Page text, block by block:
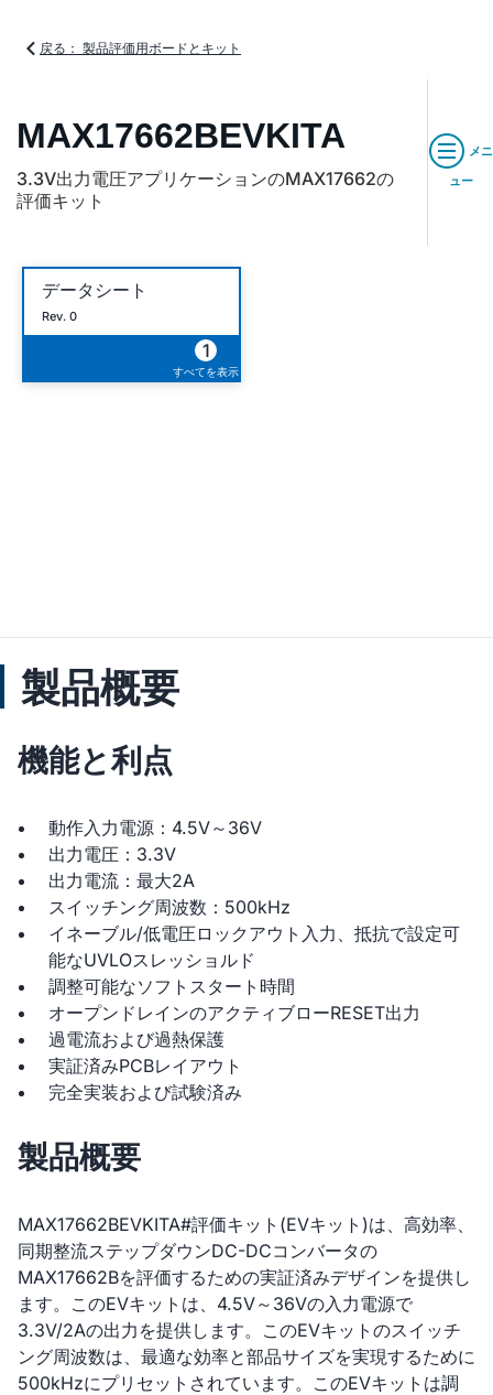
戻る： 製品評価用ボードとキット
MAX17662BEVKITA
3.3V出力電圧アプリケーションのMAX17662の
評価キット
メニ
ュー
データシート
Rev. 0
1
すべてを表示
製品概要
機能と利点
動作入力電源：4.5V～36V
出力電圧：3.3V
出力電流：最大2A
スイッチング周波数：500kHz
イネーブル/低電圧ロックアウト入力、抵抗で設定可
能なUVLOスレッショルド
調整可能なソフトスタート時間
オープンドレインのアクティブローRESET出力
過電流および過熱保護
実証済みPCBレイアウト
完全実装および試験済み
製品概要
MAX17662BEVKITA#評価キット(EVキット)は、高効率、
同期整流ステップダウンDC-DCコンバータの
MAX17662Bを評価するための実証済みデザインを提供し
ます。このEVキットは、4.5V～36Vの入力電源で
3.3V/2Aの出力を提供します。このEVキットのスイッチ
ング周波数は、最適な効率と部品サイズを実現するために
500kHzにプリセットされています。このEVキットは調